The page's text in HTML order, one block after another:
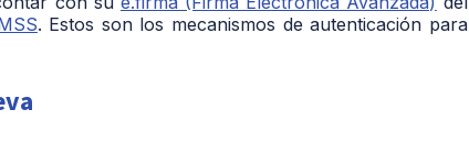
. Estos son los mecanismos de autenticación para